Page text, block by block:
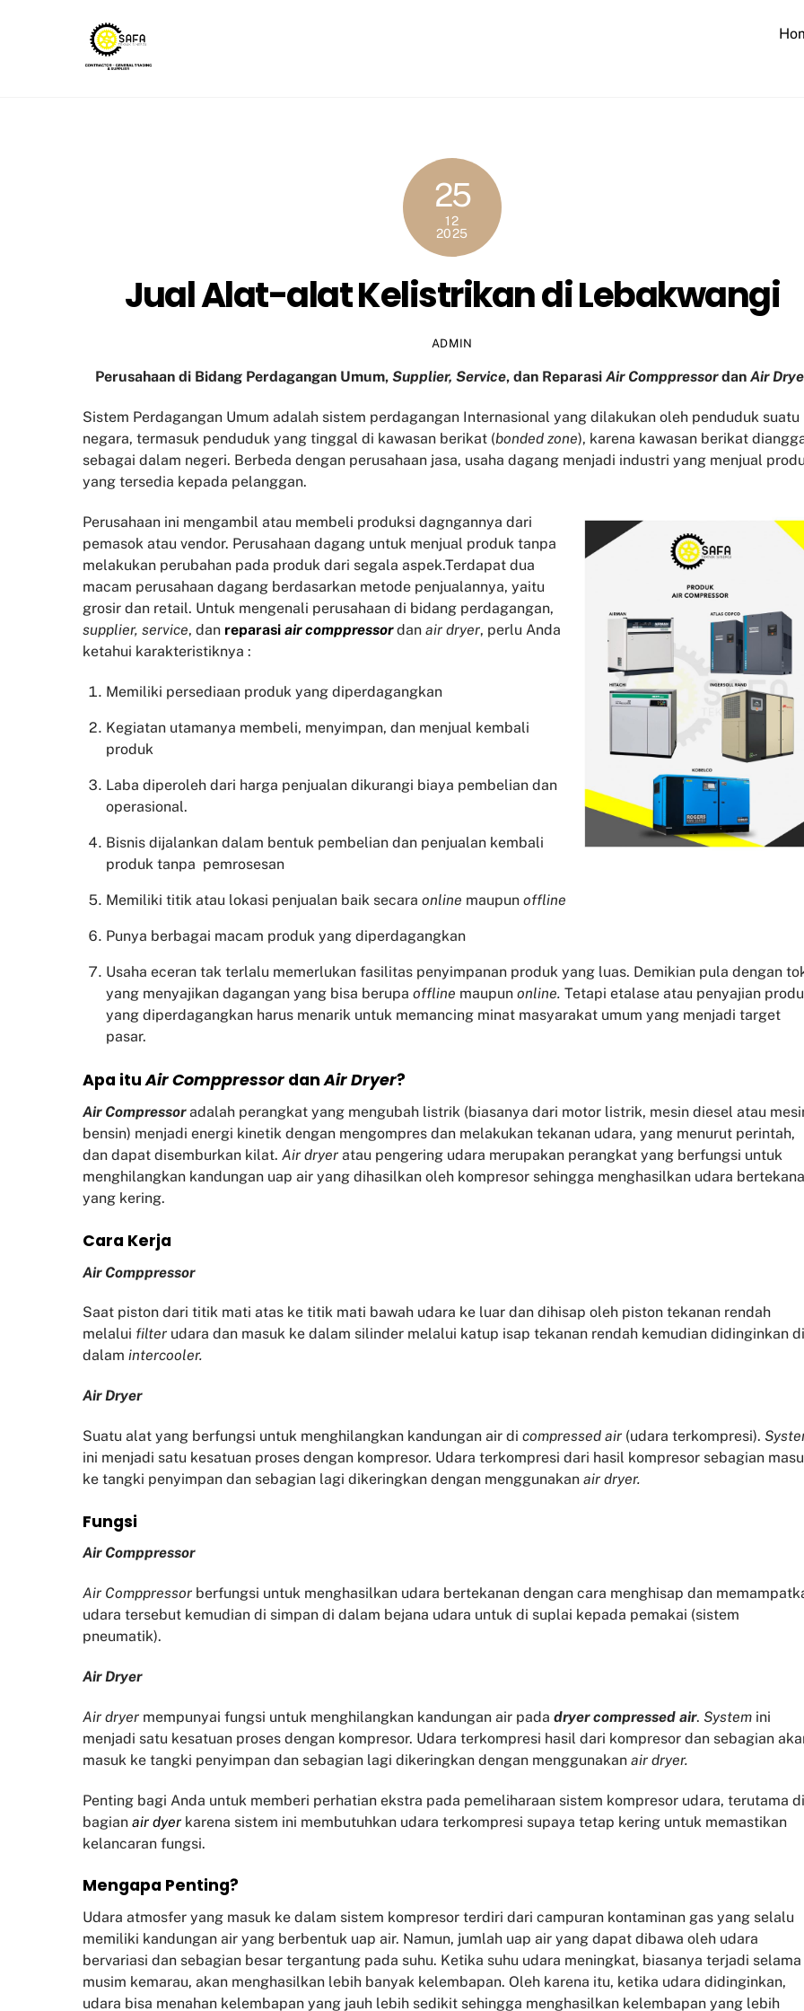
25
12
2025
Jual Alat-alat Kelistrikan di Lebakwangi
ADMIN
Perusahaan di Bidang Perdagangan Umum, Supplier, Service, dan Reparasi Air Comppressordan Air
Sistem Perdagangan Umum adalah sistem perdagangan Internasional yang dilakukan oleh penduduk suatu
negara, termasuk penduduk yang tinggal di kawasan berikat (bonded zone), karena kawasan berikat
sebagai dalam negeri. Berbeda dengan perusahaan jasa, usaha dagang menjadi industri yang menjual
yang tersedia kepada pelanggan.
Perusahaan ini mengambil atau membeli produksi dagngannya dari
pemasok atau vendor. Perusahaan dagang untuk menjual produk tanpa
melakukan perubahan pada produk dari segala aspek.Terdapat dua
macam perusahaan dagang berdasarkan metode penjualannya, yaitu
grosir dan retail. Untuk mengenali perusahaan di bidang perdagangan,
supplier, service, dan reparasi air comppressordan air dryer, perlu Anda
ketahui karakteristiknya :
Memiliki persediaan produk yang diperdagangkan
Kegiatan utamanya membeli, menyimpan, dan menjual kembali
produk
Laba diperoleh dari harga penjualan dikurangi biaya pembelian dan
operasional.
Bisnis dijalankan dalam bentuk pembelian dan penjualan kembali
produk tanpa pemrosesan
Memiliki titik atau lokasi penjualan baik secara online maupun offline
Punya berbagai macam produk yang diperdagangkan
Usaha eceran tak terlalu memerlukan fasilitas penyimpanan produk yang luas. Demikian pula dengan
yang menyajikan dagangan yang bisa berupa offline maupun online. Tetapi etalase atau penyajian
yang diperdagangkan harus menarik untuk memancing minat masyarakat umum yang menjadi target
pasar.
Apa ituAir Comppressor danAir Dryer?
Air Compressoradalah perangkat yang mengubah listrik (biasanya dari motor listrik, mesin diesel atau
bensin) menjadi energi kinetik dengan mengompres dan melakukan tekanan udara, yang menurut perintah,
dan dapat disemburkan kilat. Air dryer atau pengering udara merupakan perangkat yang berfungsi untuk
menghilangkan kandungan uap air yang dihasilkan oleh kompresor sehingga menghasilkan udara
yang kering.
Cara Kerja
Air Comppressor
Saat piston dari titik mati atas ke titik mati bawah udara ke luar dan dihisap oleh piston tekanan rendah
melalui filter udara dan masuk ke dalam silinder melalui katup isap tekanan rendah kemudian didinginkan di
dalam intercooler.
Air Dryer
Suatu alat yang berfungsi untuk menghilangkan kandungan air di compressed air (udara terkompresi).
ini menjadi satu kesatuan proses dengan kompresor. Udara terkompresi dari hasil kompresor sebagian
ke tangki penyimpan dan sebagian lagi dikeringkan dengan menggunakan air dryer.
Fungsi
Air Comppressor
Air Comppressor berfungsi untuk menghasilkan udara bertekanan dengan cara menghisap dan
udara tersebut kemudian di simpan di dalam bejana udara untuk di suplai kepada pemakai (sistem
pneumatik).
Air Dryer
Air dryer mempunyai fungsi untuk menghilangkan kandungan air pada dryer compressed air. System ini
menjadi satu kesatuan proses dengan kompresor. Udara terkompresi hasil dari kompresor dan sebagian
masuk ke tangki penyimpan dan sebagian lagi dikeringkan dengan menggunakan air dryer.
Penting bagi Anda untuk memberi perhatian ekstra pada pemeliharaan sistem kompresor udara, terutama di
bagian air dyer karena sistem ini membutuhkan udara terkompresi supaya tetap kering untuk memastikan
kelancaran fungsi.
Mengapa Penting?
Udara atmosfer yang masuk ke dalam sistem kompresor terdiri dari campuran kontaminan gas yang selalu
memiliki kandungan air yang berbentuk uap air. Namun, jumlah uap air yang dapat dibawa oleh udara
bervariasi dan sebagian besar tergantung pada suhu. Ketika suhu udara meningkat, biasanya terjadi selama
musim kemarau, akan menghasilkan lebih banyak kelembapan. Oleh karena itu, ketika udara didinginkan,
udara bisa menahan kelembapan yang jauh lebih sedikit sehingga menghasilkan kelembapan yang lebih